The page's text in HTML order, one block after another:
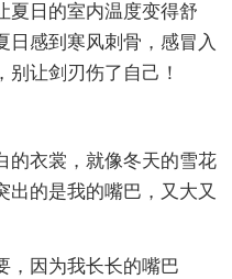
日的室内温度变得舒
日感到寒风刺骨，感冒入
让剑刃伤了自己！
衣裳，就像冬天的雪花
出的是我的嘴巴，又大又
因为我长长的嘴巴